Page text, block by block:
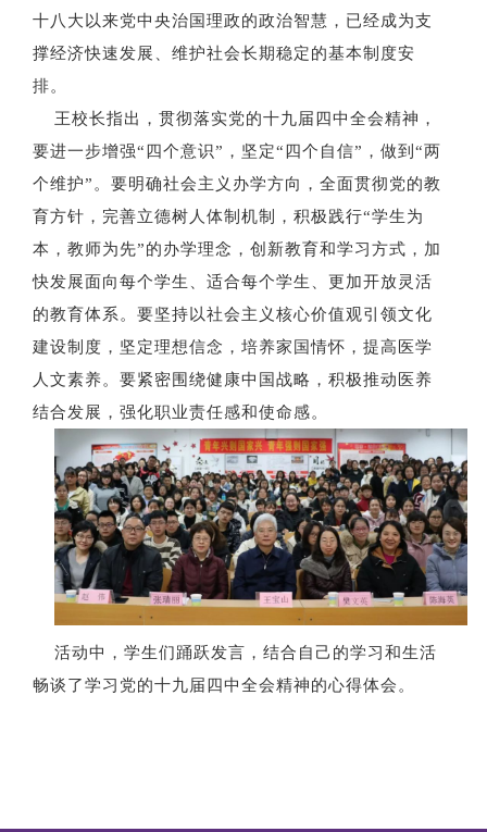
十八大以来党中央治国理政的政治智慧，已经成为支
撑经济快速发展、维护社会长期稳定的基本制度安
排。
王校长指出，贯彻落实党的十九届四中全会精神，
要进一步增强“四个意识”，坚定“四个自信”，做到“两
个维护”。要明确社会主义办学方向，全面贯彻党的教
育方针，完善立德树人体制机制，积极践行“学生为
本，教师为先”的办学理念，创新教育和学习方式，加
快发展面向每个学生、适合每个学生、更加开放灵活
的教育体系。要坚持以社会主义核心价值观引领文化
建设制度，坚定理想信念，培养家国情怀，提高医学
人文素养。要紧密围绕健康中国战略，积极推动医养
结合发展，强化职业责任感和使命感。
活动中，学生们踊跃发言，结合自己的学习和生活
畅谈了学习党的十九届四中全会精神的心得体会。